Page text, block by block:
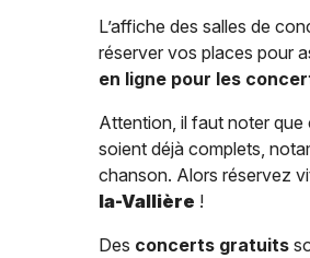
L’affiche des salles de
réserver vos places pour
en ligne pour les
Attention, il faut noter
soient déjà complets,
chanson. Alors réservez
la-Vallière !
Des concerts gratuits